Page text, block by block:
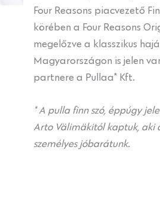
Four Reasons piacvezető
körében a Four Reasons
megelőzve a klasszikus
Magyarországon is jelen
partnere a Pullaa* Kft.
* A pulla finn szó, éppúgy
Arto Välimäkitól kaptuk, aki
személyes jóbarátunk.